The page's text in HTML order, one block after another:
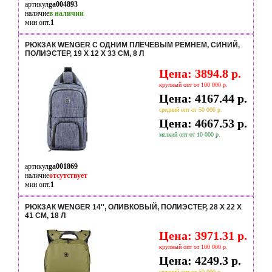
артикулga004893
наличиев наличии
мин опт.1
РЮКЗАК WENGER С ОДНИМ ПЛЕЧЕВЫМ РЕМНЕМ, СИНИЙ,
ПОЛИЭСТЕР, 19 Х 12 Х 33 СМ, 8 Л
Цена: 3894.8 р.
крупный опт от 100 000 р.
Цена: 4167.44 р.
средний опт от 50 000 р.
Цена: 4667.53 р.
мелкий опт от 10 000 р.
артикулga001869
наличиеотсутствует
мин опт.1
РЮКЗАК WENGER 14'', ОЛИВКОВЫЙ, ПОЛИЭСТЕР, 28 X 22 X
41 СМ, 18 Л
Цена: 3971.31 р.
крупный опт от 100 000 р.
Цена: 4249.3 р.